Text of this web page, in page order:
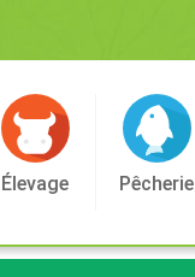
Élevage Pêcherie